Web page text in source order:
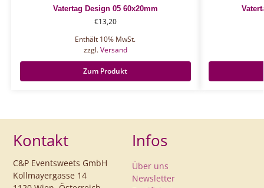
Vatertag Design 05 60x20mm
€13,20
Enthält 10% MwSt.
zzgl.Versand
Zum Produkt
Kontakt
C&P Eventsweets GmbH
Kollmayergasse 14
Infos
Über uns
Newsletter